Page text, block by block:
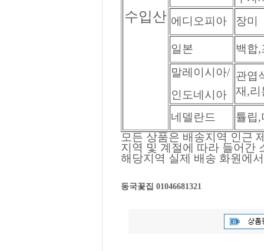
수입산 에디오피아
장미
일본
백합
말레이시아/
인도네시아
관엽
재,리
네델란드
튤립
모든 상품은 배송지역 인근
지역 및 계절에 따라 들어간
해당지역 실제 배송 화원에
동국꽃집 01046681321